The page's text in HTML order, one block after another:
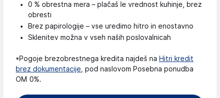
0 % obrestna mera – plačaš le vrednost kuhinje, brez
obresti
Brez papirologije – vse uredimo hitro in enostavno
Sklenitev možna v vseh naših poslovalnicah
*Pogoje brezobrestnega kredita najdeš na Hitri kredit
brez dokumentacije, pod naslovom Posebna ponudba
OM 0%.